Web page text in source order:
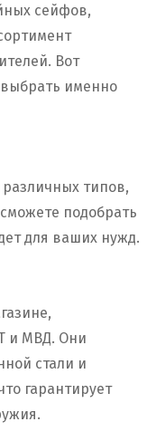
сейфов,
Вот
именно
типов,
подобрать
для ваших нужд.
и МВД. Они
стали и
гарантирует